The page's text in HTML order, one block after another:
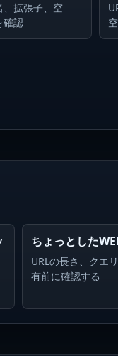
、拡張子、空
確認
ちょっとした
URLの長さ、クエ
有前に確認する